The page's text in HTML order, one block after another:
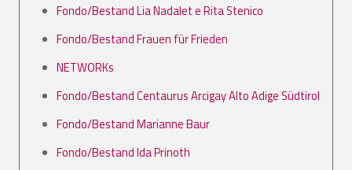
Fondo/Bestand Lia Nadalet e Rita Stenico
Fondo/Bestand Frauen für Frieden
NETWORKs
Fondo/Bestand Centaurus Arcigay Alto Adige Südtirol
Fondo/Bestand Marianne Baur
Fondo/Bestand Ida Prinoth